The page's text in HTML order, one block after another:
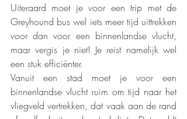
Uiteraard moet je voor een trip met de
Greyhound bus wel iets meer tijd uittrekken
voor dan voor een binnenlandse vlucht,
maar vergis je niet! Je reist namelijk wel
een stuk efficiënter.
Vanuit een stad moet je voor een
binnenlandse vlucht ruim om tijd naar het
vliegveld vertrekken, dat vaak aan de rand